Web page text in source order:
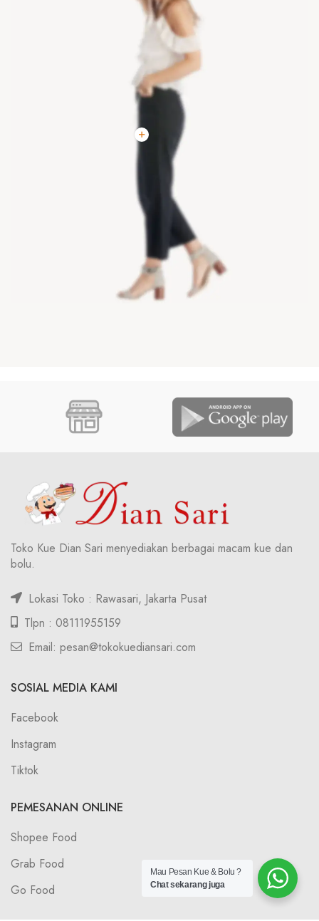
Toko Kue Dian Sari menyediakan berbagai macam kue dan
bolu.
Lokasi Toko : Rawasari, Jakarta Pusat
Tlpn : 08111955159
Email: pesan@tokokuediansari.com
SOSIAL MEDIA KAMI
Facebook
Instagram
Tiktok
PEMESANAN ONLINE
Shopee Food
Grab Food
Go Food
Mau Pesan Kue & Bolu ?
Chat sekarang juga